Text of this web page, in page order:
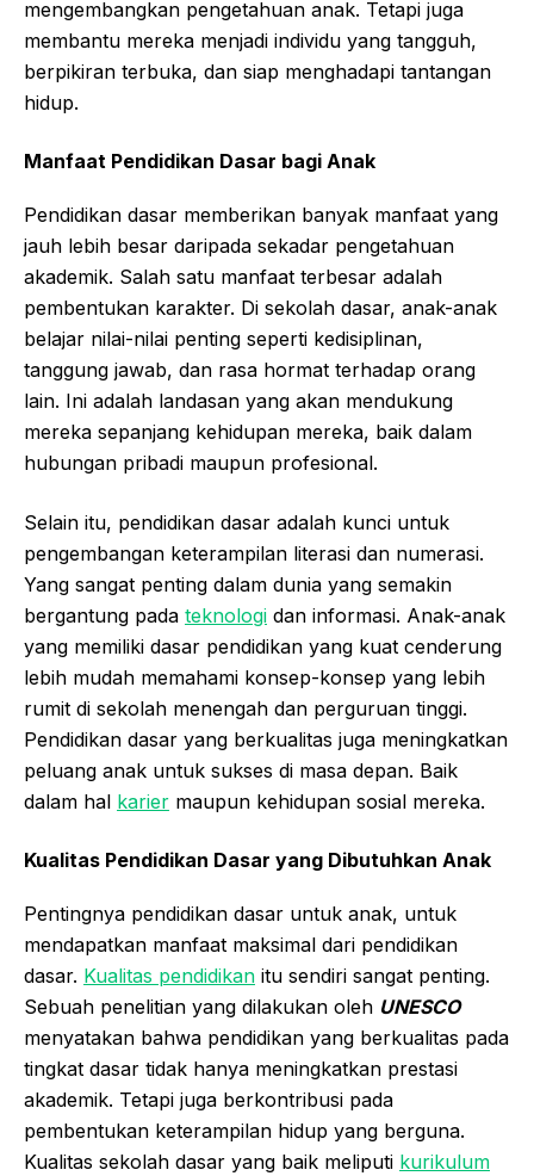
mengembangkan pengetahuan anak. Tetapi juga
membantu mereka menjadi individu yang tangguh,
berpikiran terbuka, dan siap menghadapi tantangan
hidup.
Manfaat Pendidikan Dasar bagi Anak
Pendidikan dasar memberikan banyak manfaat yang
jauh lebih besar daripada sekadar pengetahuan
akademik. Salah satu manfaat terbesar adalah
pembentukan karakter. Di sekolah dasar, anak-anak
belajar nilai-nilai penting seperti kedisiplinan,
tanggung jawab, dan rasa hormat terhadap orang
lain. Ini adalah landasan yang akan mendukung
mereka sepanjang kehidupan mereka, baik dalam
hubungan pribadi maupun profesional.
Selain itu, pendidikan dasar adalah kunci untuk
pengembangan keterampilan literasi dan numerasi.
Yang sangat penting dalam dunia yang semakin
bergantung pada teknologi dan informasi. Anak-anak
yang memiliki dasar pendidikan yang kuat cenderung
lebih mudah memahami konsep-konsep yang lebih
rumit di sekolah menengah dan perguruan tinggi.
Pendidikan dasar yang berkualitas juga meningkatkan
peluang anak untuk sukses di masa depan. Baik
dalam hal karier maupun kehidupan sosial mereka.
Kualitas Pendidikan Dasar yang Dibutuhkan Anak
Pentingnya pendidikan dasar untuk anak, untuk
mendapatkan manfaat maksimal dari pendidikan
dasar. Kualitas pendidikan itu sendiri sangat penting.
Sebuah penelitian yang dilakukan oleh UNESCO
menyatakan bahwa pendidikan yang berkualitas pada
tingkat dasar tidak hanya meningkatkan prestasi
akademik. Tetapi juga berkontribusi pada
pembentukan keterampilan hidup yang berguna.
Kualitas sekolah dasar yang baik meliputi kurikulum